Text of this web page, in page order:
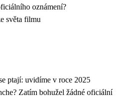
oznámení?
světa filmu
ptají: uvidíme v roce 2025
Zatím bohužel žádné oficiální